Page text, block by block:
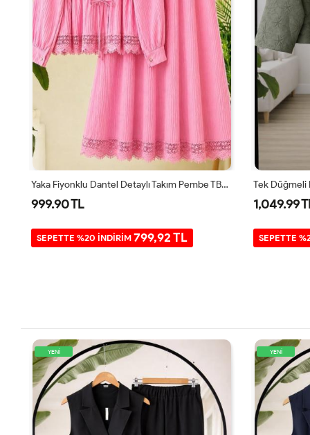
Yaka Fiyonklu Dantel Detaylı Takım Pembe TB80108
999.90 TL
SEPETTE %20 İNDİRİM 799,92 TL
1,049.99
SEPETTE
YENİ YENİ